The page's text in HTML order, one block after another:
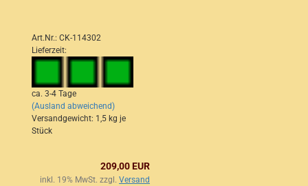
Art.Nr.: CK-114302
Lieferzeit:
ca. 3-4 Tage
(Ausland abweichend)
Versandgewicht: 1,5 kg je
Stück
209,00 EUR
inkl. 19% MwSt. zzgl. Versand